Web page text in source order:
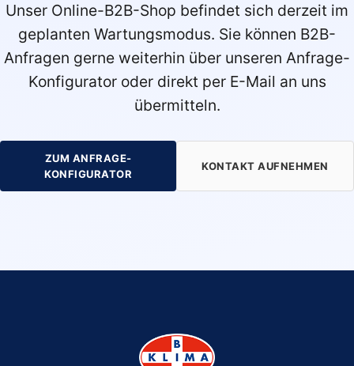
Unser Online-B2B-Shop befindet sich derzeit im
geplanten Wartungsmodus. Sie können B2B-
Anfragen gerne weiterhin über unseren Anfrage-
Konfigurator oder direkt per E-Mail an uns
übermitteln.
ZUM ANFRAGE-
KONFIGURATOR
KONTAKT AUFNEHMEN